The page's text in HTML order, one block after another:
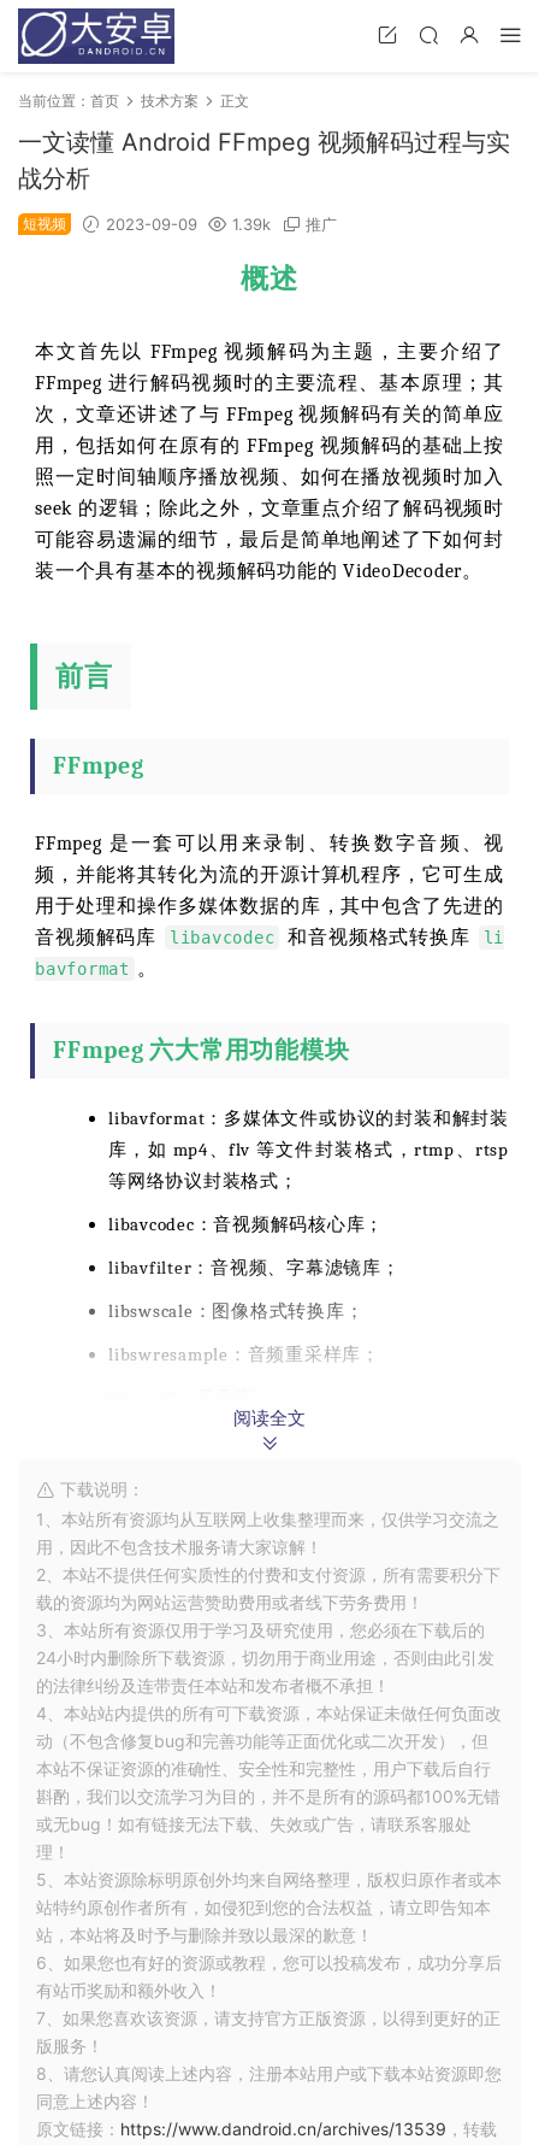
当前位置： 首页 技术方案 正文
一文读懂 Android FFmpeg 视频解码过程与实
战分析
短视频 2023-09-09 1.39k 推广
概述
本文首先以 FFmpeg 视频解码为主题，主要介绍了
FFmpeg 进行解码视频时的主要流程、基本原理；其
次，文章还讲述了与 FFmpeg 视频解码有关的简单应
用，包括如何在原有的 FFmpeg 视频解码的基础上按
照一定时间轴顺序播放视频、如何在播放视频时加入
seek 的逻辑；除此之外，文章重点介绍了解码视频时
可能容易遗漏的细节，最后是简单地阐述了下如何封
装一个具有基本的视频解码功能的 VideoDecoder。
前言
FFmpeg
FFmpeg 是一套可以用来录制、转换数字音频、视
频，并能将其转化为流的开源计算机程序，它可生成
用于处理和操作多媒体数据的库，其中包含了先进的
音视频解码库
libavcodec 和音视频格式转换库
li
bavformat 。
FFmpeg 六大常用功能模块
libavformat：多媒体文件或协议的封装和解封装
库，如 mp4、flv 等文件封装格式，rtmp、rtsp
等网络协议封装格式；
libavcodec：音视频解码核心库；
libavfilter：音视频、字幕滤镜库；
libswscale：图像格式转换库；
libswresample：音频重采样库；
解复用（Demux）：解复用也可叫解封装。这里
有一个概念叫封装格式，封装格式指的是音视频
的组合格式，常见的有 mp4、flv、mkv 等。通
俗来讲，封装是将音频流、视频流、字幕流以及
其他附件按一定规则组合成一个封装的产物。而
解封装起着与封装相反的作用，将一个流媒体文
件拆解成音频数据和视频数据等。此时拆分后数
据是经过压缩编码的，常见的视频压缩数据格式
有 h264。
阅读全文
下载说明：
1、本站所有资源均从互联网上收集整理而来，仅供学习交流之
用，因此不包含技术服务请大家谅解！
2、本站不提供任何实质性的付费和支付资源，所有需要积分下
载的资源均为网站运营赞助费用或者线下劳务费用！
3、本站所有资源仅用于学习及研究使用，您必须在下载后的
24小时内删除所下载资源，切勿用于商业用途，否则由此引发
的法律纠纷及连带责任本站和发布者概不承担！
4、本站站内提供的所有可下载资源，本站保证未做任何负面改
动（不包含修复bug和完善功能等正面优化或二次开发），但
本站不保证资源的准确性、安全性和完整性，用户下载后自行
斟酌，我们以交流学习为目的，并不是所有的源码都100%无错
或无bug！如有链接无法下载、失效或广告，请联系客服处
理！
5、本站资源除标明原创外均来自网络整理，版权归原作者或本
站特约原创作者所有，如侵犯到您的合法权益，请立即告知本
站，本站将及时予与删除并致以最深的歉意！
6、如果您也有好的资源或教程，您可以投稿发布，成功分享后
有站币奖励和额外收入！
7、如果您喜欢该资源，请支持官方正版资源，以得到更好的正
版服务！
8、请您认真阅读上述内容，注册本站用户或下载本站资源即您
同意上述内容！
原文链接： https://www.dandroid.cn/archives/13539 ，转载